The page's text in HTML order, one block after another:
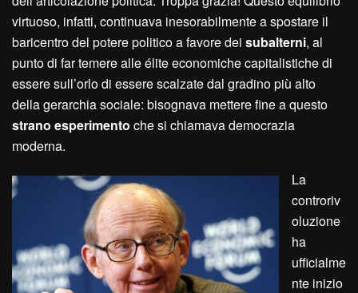
virtuoso, infatti, continuava inesorabilmente a spostare il
baricentro del potere politico a favore dei subalterni, al
punto di far temere alle élite economiche capitalistiche di
essere sull’orlo di essere scalzate dal gradino più alto
della gerarchia sociale: bisognava mettere fine a questo
strano esperimento che si chiamava democrazia
moderna.
La
controriv
oluzione
ha
ufficialme
nte inizio